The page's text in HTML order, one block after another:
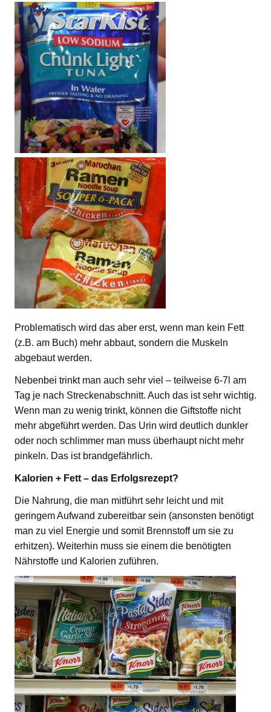
Problematisch wird das aber erst, wenn man kein Fett
(z.B. am Buch) mehr abbaut, sondern die Muskeln
abgebaut werden.
Nebenbei trinkt man auch sehr viel – teilweise 6-7l am
Tag je nach Streckenabschnitt. Auch das ist sehr wichtig.
Wenn man zu wenig trinkt, können die Giftstoffe nicht
mehr abgeführt werden. Das Urin wird deutlich dunkler
oder noch schlimmer man muss überhaupt nicht mehr
pinkeln. Das ist brandgefährlich.
Kalorien + Fett – das Erfolgsrezept?
Die Nahrung, die man mitführt sehr leicht und mit
geringem Aufwand zubereitbar sein (ansonsten benötigt
man zu viel Energie und somit Brennstoff um sie zu
erhitzen). Weiterhin muss sie einem die benötigten
Nährstoffe und Kalorien zuführen.